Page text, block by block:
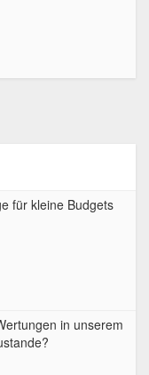
für kleine Budgets
in unserem